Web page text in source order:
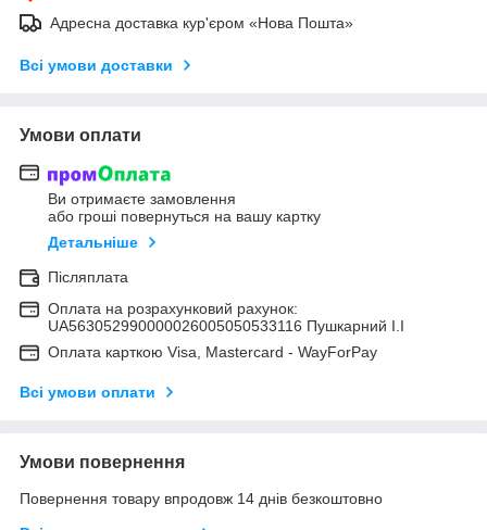
Адресна доставка кур'єром «Нова Пошта»
Всі умови доставки
Умови оплати
Ви отримаєте замовлення
або гроші повернуться на вашу картку
Детальніше
Післяплата
Оплата на розрахунковий рахунок:
UA563052990000026005050533116 Пушкарний І.І
Оплата карткою Visa, Mastercard - WayForPay
Всі умови оплати
Умови повернення
Повернення товару впродовж 14 днів безкоштовно